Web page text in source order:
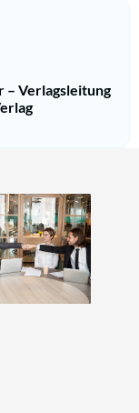
– Verlagsleitung